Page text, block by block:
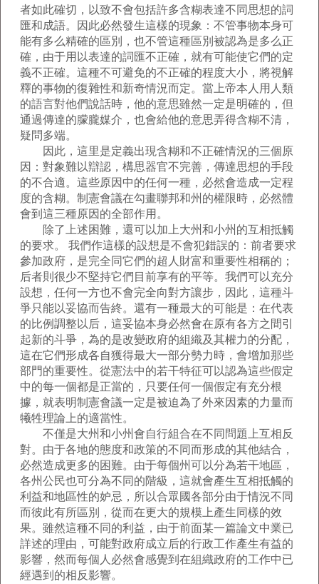
者如此確切，以致不會包括許多含糊表達不同思想的詞
匯和成語。因此必然發生這樣的現象：不管事物本身可
能有多么精確的區別，也不管這種區別被認為是多么正
確，由于用以表達的詞匯不正確，就有可能使它們的定
義不正確。這種不可避免的不正確的程度大小，將視解
釋的事物的復雜性和新奇情況而定。當上帝本人用人類
的語言對他們說話時，他的意思雖然一定是明確的，但
通過傳達的朦朧媒介，也會給他的意思弄得含糊不清，
疑問多端。
因此，這里是定義出現含糊和不正確情況的三個原
因：對象難以辯認，構思器官不完善，傳達思想的手段
的不合適。這些原因中的任何一種，必然會造成一定程
度的含糊。制憲會議在勾畫聯邦和州的權限時，必然體
會到這三種原因的全部作用。
除了上述困難，還可以加上大州和小州的互相抵觸
的要求。 我們作這樣的設想是不會犯錯誤的：前者要求
參加政府，是完全同它們的超人財富和重要性相稱的；
后者則很少不堅持它們目前享有的平等。我們可以充分
設想，任何一方也不會完全向對方讓步，因此，這種斗
爭只能以妥協而告終。還有一種最大的可能是：在代表
的比例調整以后，這妥協本身必然會在原有各方之間引
起新的斗爭，為的是改變政府的組織及其權力的分配，
這在它們形成各自獲得最大一部分勢力時，會增加那些
部門的重要性。從憲法中的若干特征可以認為這些假定
中的每一個都是正當的，只要任何一個假定有充分根
據，就表明制憲會議一定是被迫為了外來因素的力量而
犧牲理論上的適當性。
不僅是大州和小州會自行組合在不同問題上互相反
對。由于各地的態度和政策的不同而形成的其他結合，
必然造成更多的困難。由于每個州可以分為若干地區，
各州公民也可分為不同的階級，這就會產生互相抵觸的
利益和地區性的妒忌，所以合眾國各部分由于情況不同
而彼此有所區別，從而在更大的規模上產生同樣的效
果。雖然這種不同的利益，由于前面某一篇論文中業已
詳述的理由，可能對政府成立后的行政工作產生有益的
影響，然而每個人必然會感覺到在組織政府的工作中已
經遇到的相反影響。